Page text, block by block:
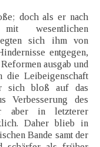
doch als er nach
wesentlichen
sich ihm von
entgegen,
ausgab und
die Leibeigenschaft
sich bloß auf das
Verbesserung des
aber in letzterer
Daher blieb in
Bande samt der